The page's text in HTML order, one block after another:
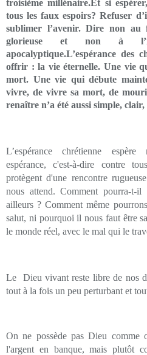
troisième millénaire.Et si
tous les faux espoirs? Refuser
sublimer l’avenir. Dire non au
glorieuse et non à
apocalyptique.L’espérance des
offrir : la vie éternelle. Une vie
mort. Une vie qui débute
vivre, de vivre sa mort, de
renaître n’a été aussi simple, clair,
L’espérance chrétienne espère
espérance, c'est-à-dire contre
protègent d'une rencontre
nous attend. Comment pourra-t-
ailleurs ? Comment même
salut, ni pourquoi il nous faut être
le monde réel, avec le mal qui le
Le
Dieu vivant reste libre de nos
tout à la fois un peu perturbant et
On ne possède pas Dieu comme
l'argent en banque, mais plutôt